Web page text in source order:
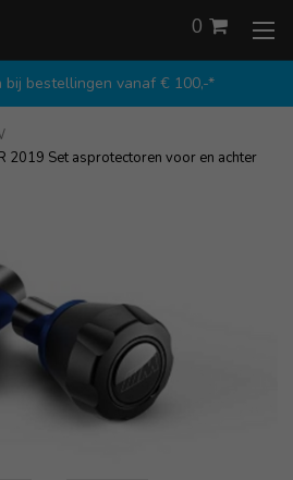
bij bestellingen vanaf € 100,-*
0
2019 Set asprotectoren voor en achter